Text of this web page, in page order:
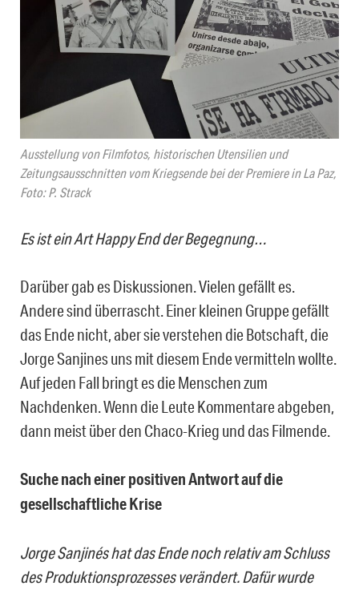
Ausstellung von Filmfotos, historischen Utensilien und
Zeitungsausschnitten vom Kriegsende bei der Premiere in La Paz,
Foto: P. Strack
Es ist ein Art Happy End der Begegnung…
Darüber gab es Diskussionen. Vielen gefällt es.
Andere sind überrascht. Einer kleinen Gruppe gefällt
das Ende nicht, aber sie verstehen die Botschaft, die
Jorge Sanjines uns mit diesem Ende vermitteln wollte.
Auf jeden Fall bringt es die Menschen zum
Nachdenken. Wenn die Leute Kommentare abgeben,
dann meist über den Chaco-Krieg und das Filmende.
Suche nach einer positiven Antwort auf die
gesellschaftliche Krise
Jorge Sanjinés hat das Ende noch relativ am Schluss
des Produktionsprozesses verändert. Dafür wurde